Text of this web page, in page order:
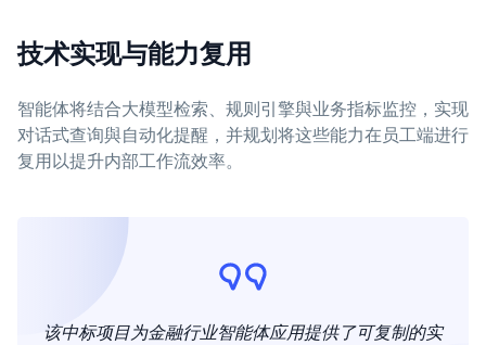
技术实现与能力复用
智能体将结合大模型检索、规则引擎與业务指标监控，实现
对话式查询與自动化提醒，并规划将这些能力在员工端进行
复用以提升内部工作流效率。
该中标项目为金融行业智能体应用提供了可复制的实